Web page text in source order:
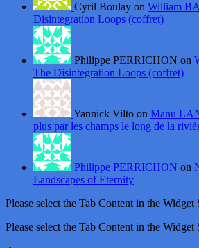
Cyril Boulay on William
Disintegration Loops (coffret)
Philippe PERRICHON on
The Disintegration Loops (coffret)
Yannick Vilto on Manu
plus par les champs le long de la
Philippe PERRICHON on
Landscapes of Eternity
Please select the Tab Content in the Widget
Please select the Tab Content in the Widget